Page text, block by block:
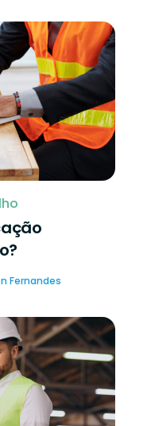
Fernandes